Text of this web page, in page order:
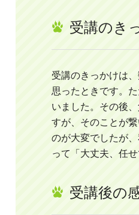
受講のき
受講のきっかけは
思ったときです。
いました。その後
すが、そのことが
のが大変でしたが
って「大丈夫、任
受講後の